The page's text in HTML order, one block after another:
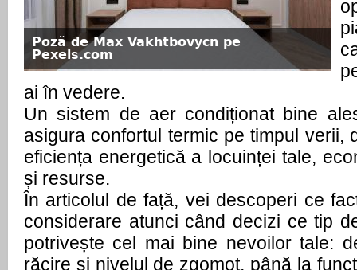
Poză de Max Vakhtbovycn pe
Pexels.com
ai în vedere.
Un sistem de aer condiționat bine
asigura confortul termic pe timpul verii,
eficiența energetică a locuinței tale,
și resurse.
În articolul de față, vei descoperi ce
considerare atunci când decizi ce tip
potrivește cel mai bine nevoilor tale:
răcire și nivelul de zgomot, până la